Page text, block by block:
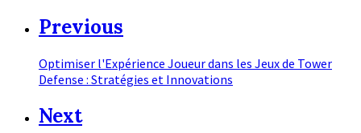
Previous
Optimiser l'Expérience Joueur dans les Jeux de Tower
Defense : Stratégies et Innovations
Next